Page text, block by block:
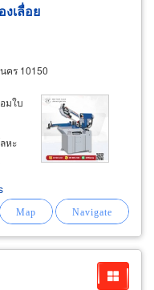
เลื่อย
คร 10150
มใบ
หะ
านสูง